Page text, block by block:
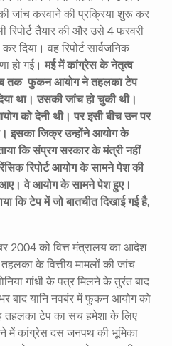
जांच करवाने की प्रक्रिया शुरू कर
रिपोर्ट तैयार की और उसे 4 फरवरी
दिया। वह रिपोर्ट सार्वजनिक
हो गई।मई में कांग्रेस के नेतृत्व
तक फुकन आयोग ने तहलका टेप
था। उसकी जांच हो चुकी थी।
को देनी थी। पर इसी बीच उन पर
इसका जिक्र उन्होंने आयोग के
कि संप्रग सरकार के मंत्री नहीं
रिपोर्ट आयोग के सामने पेश की
आए। वे आयोग के सामने पेश हुए।
कि टेप में जो बातचीत दिखाई गई है,
2004 को वित्त मंत्रालय का आदेश
के वित्तीय मामलों की जांच
गांधी के पत्र मिलने के तुरंत बाद
बाद यानि नवबंर में फुकन आयोग को
तहलका टेप का सच हमेशा के लिए
में कांग्रेस दस जनपथ की भूमिका